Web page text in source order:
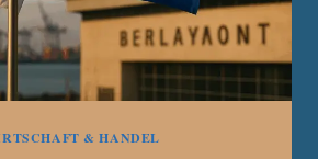
& HANDEL